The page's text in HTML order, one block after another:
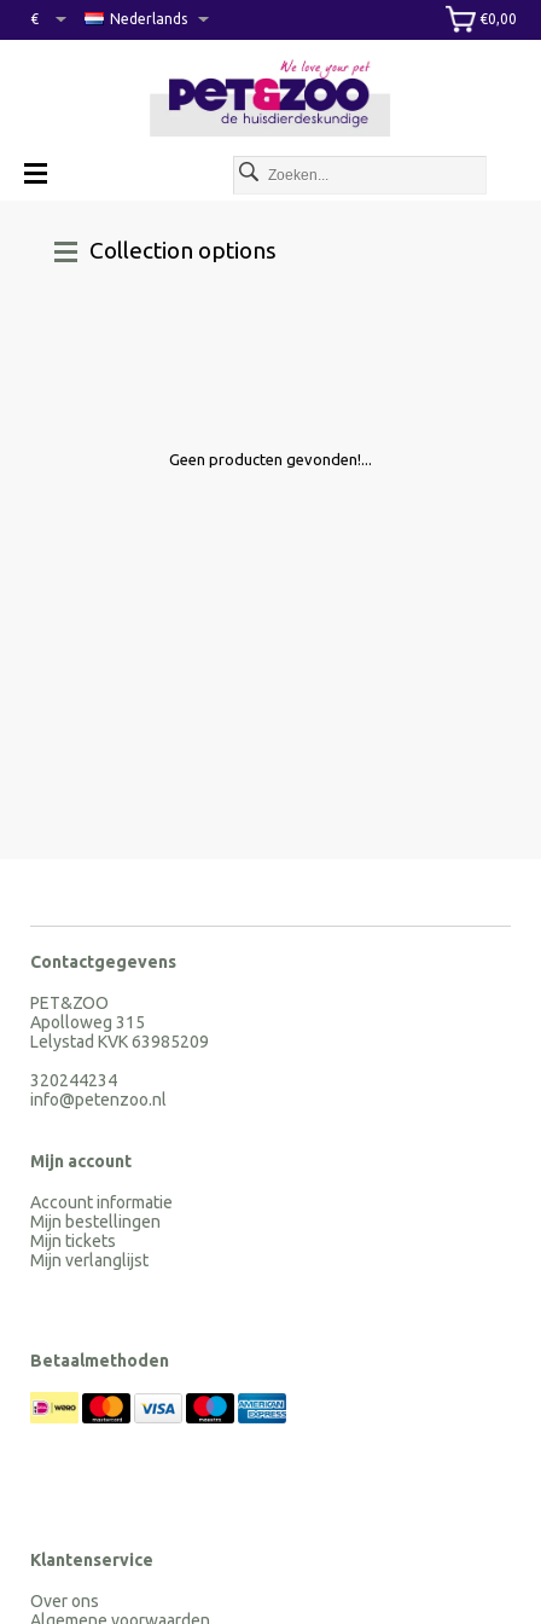
€0,00
Nederlands
€
Collection options
Geen producten gevonden!...
Contactgegevens
PET&ZOO
Apolloweg 315
Lelystad KVK 63985209
320244234
info@petenzoo.nl
Mijn account
Account informatie
Mijn bestellingen
Mijn tickets
Mijn verlanglijst
Betaalmethoden
Klantenservice
Over ons